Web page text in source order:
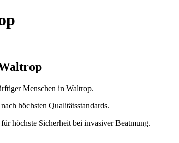
Menschen in Waltrop.
höchsten Qualitätsstandards.
höchste Sicherheit bei invasiver Beatmung.